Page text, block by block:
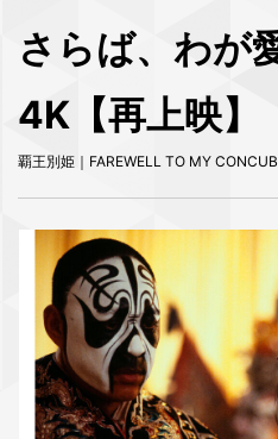
さらば、わが
4K【再上映】
覇王別姫｜FAREWELL TO MY